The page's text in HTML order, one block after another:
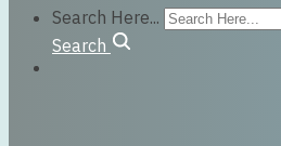
Search Here...
Search